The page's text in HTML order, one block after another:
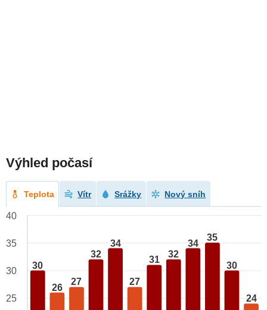
Výhled počasí
Teplota Vítr Srážky Nový sníh
30
26
27
32
34
27
31
32
34
35
30
24
40
35
30
25